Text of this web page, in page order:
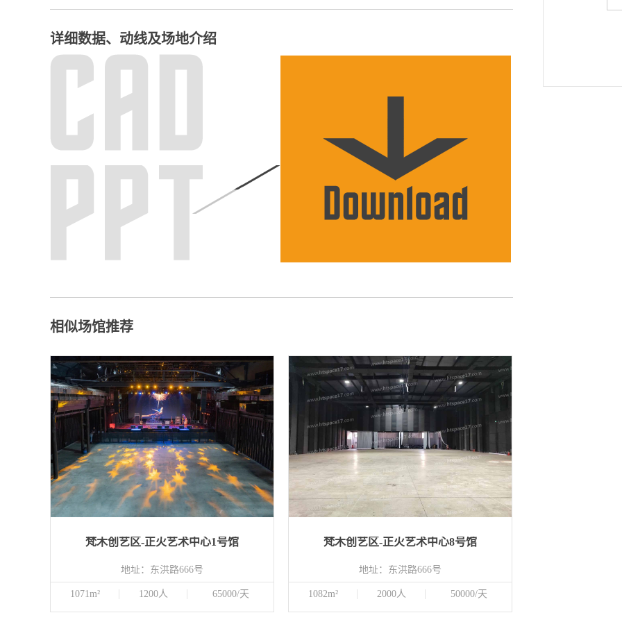
详细数据、动线及场地介绍
相似场馆推荐
梵木创艺区-正火艺术中心1号馆
地址：东洪路666号
1071m² 1200人 65000/天
梵木创艺区-正火艺术中心8号馆
地址：东洪路666号
1082m² 2000人 50000/天